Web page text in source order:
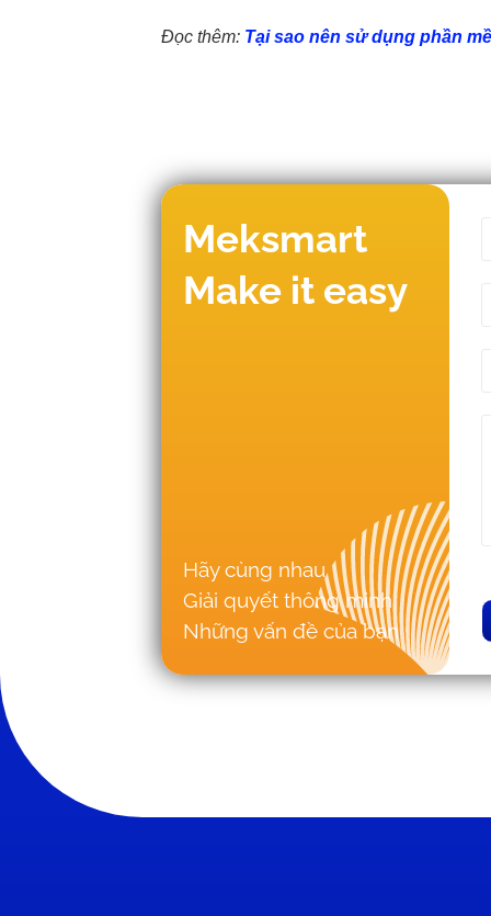
Đọc thêm: Tại sao nên sử dụng phần
Meksmart
Make it easy
Hãy cùng nhau
Giải quyết thông minh
Những vấn đề của bạn